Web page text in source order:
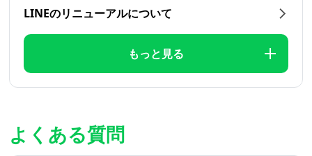
LINEのリニューアルについて
もっと見る
よくある質問